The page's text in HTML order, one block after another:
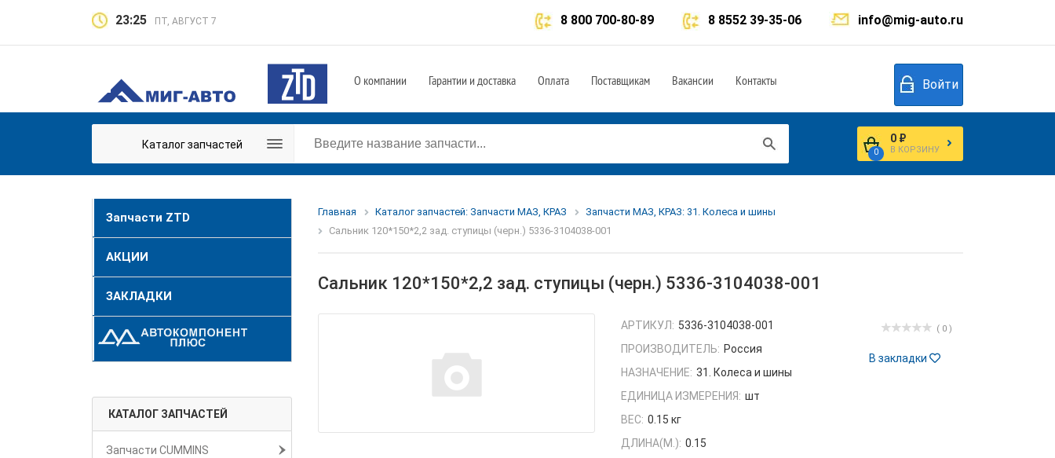
23:25 ПТ, АВГУСТ 7 info@mig-auto.ru
8 8552 39-35-06
8 800 700-80-89
О компании Гарантии и доставка Оплата Поставщикам Вакансии Контакты Войти
Каталог запчастей
0
0 ₽
В КОРЗИНУ
Запчасти ZTD
АКЦИИ
ЗАКЛАДКИ
КАТАЛОГ ЗАПЧАСТЕЙ
Запчасти CUMMINS
Главная Каталог запчастей: Запчасти МАЗ, КРАЗ
Запчасти МАЗ, КРАЗ: 31. Колеса и шины
Сальник 120*150*2,2 зад. ступицы (черн.) 5336-3104038-001
Сальник 120*150*2,2 зад. ступицы (черн.) 5336-3104038-001
( 0 )
В закладки
АРТИКУЛ: 5336-3104038-001
ПРОИЗВОДИТЕЛЬ: Россия
НАЗНАЧЕНИЕ: 31. Колеса и шины
ЕДИНИЦА ИЗМЕРЕНИЯ: шт
ВЕС: 0.15 кг
ДЛИНА(М.): 0.15